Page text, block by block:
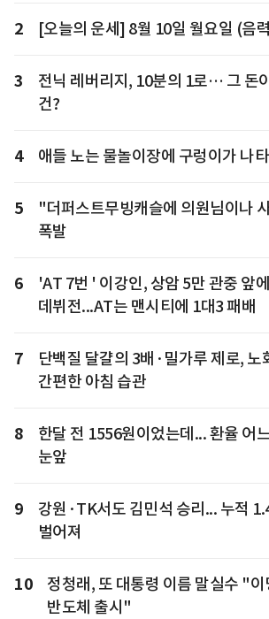
2 [오늘의 운세] 8월 10일 월요일 (음
3
전닉 레버리지, 10분의 1로… 그 돈
건?
4 애들 노는 물놀이장에 구렁이가 나
5
"더퍼스트무빙캐슬에 의원님이나
폭발
6
'AT 7번 ' 이강인, 상암 5만 관중 앞
데뷔전...AT는 맨시티에 1대3 패배
7
단백질 달걀의 3배·밀가루 제로, 노
간편한 아침 습관
8
한달 전 1556원이었는데... 환율 어
눈앞
9
강원·TK서도 김민석 승리... 누적
벌어져
10
정청래, 또 대통령 이름 말실수 "
반도체 출시"